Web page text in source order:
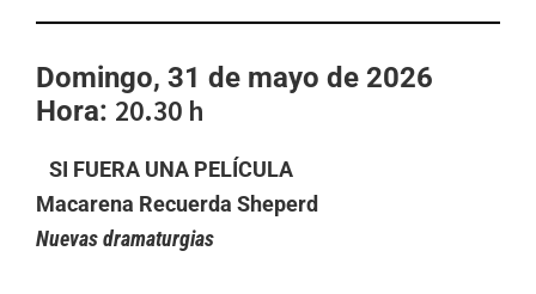
Domingo, 31 de mayo de 2026
Hora: 20.30 h
SI FUERA UNA PELÍCULA
Macarena Recuerda Sheperd
Nuevas dramaturgias